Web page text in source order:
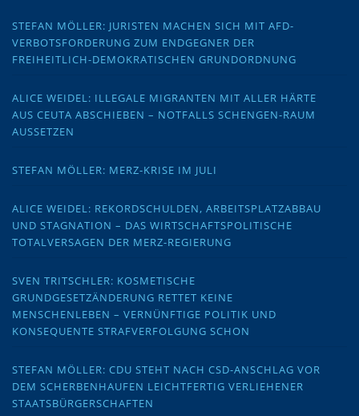
STEFAN MÖLLER: JURISTEN MACHEN SICH MIT AFD-
VERBOTSFORDERUNG ZUM ENDGEGNER DER
FREIHEITLICH-DEMOKRATISCHEN GRUNDORDNUNG
ALICE WEIDEL: ILLEGALE MIGRANTEN MIT ALLER HÄRTE
AUS CEUTA ABSCHIEBEN – NOTFALLS SCHENGEN-RAUM
AUSSETZEN
STEFAN MÖLLER: MERZ-KRISE IM JULI
ALICE WEIDEL: REKORDSCHULDEN, ARBEITSPLATZABBAU
UND STAGNATION – DAS WIRTSCHAFTSPOLITISCHE
TOTALVERSAGEN DER MERZ-REGIERUNG
SVEN TRITSCHLER: KOSMETISCHE
GRUNDGESETZÄNDERUNG RETTET KEINE
MENSCHENLEBEN – VERNÜNFTIGE POLITIK UND
KONSEQUENTE STRAFVERFOLGUNG SCHON
STEFAN MÖLLER: CDU STEHT NACH CSD-ANSCHLAG VOR
DEM SCHERBENHAUFEN LEICHTFERTIG VERLIEHENER
STAATSBÜRGERSCHAFTEN